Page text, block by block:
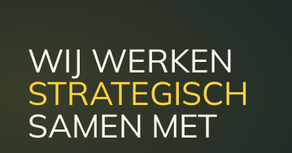
WIJ WERKEN
STRATEGISCH
SAMEN MET